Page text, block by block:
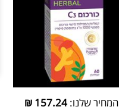
המחיר שלנו:157.24
₪